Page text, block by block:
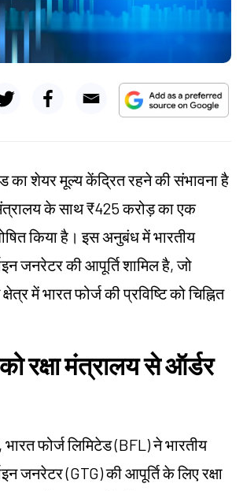
का शेयर मूल्य केंद्रित रहने की संभावना है
के साथ ₹425 करोड़ का एक
किया है। इस अनुबंध में भारतीय
जनरेटर की आपूर्ति शामिल है, जो
में भारत फोर्ज की प्रविष्टि को चिह्नित
रक्षा मंत्रालय से ऑर्डर
फोर्ज लिमिटेड (BFL) ने भारतीय
जनरेटर (GTG) की आपूर्ति के लिए रक्षा